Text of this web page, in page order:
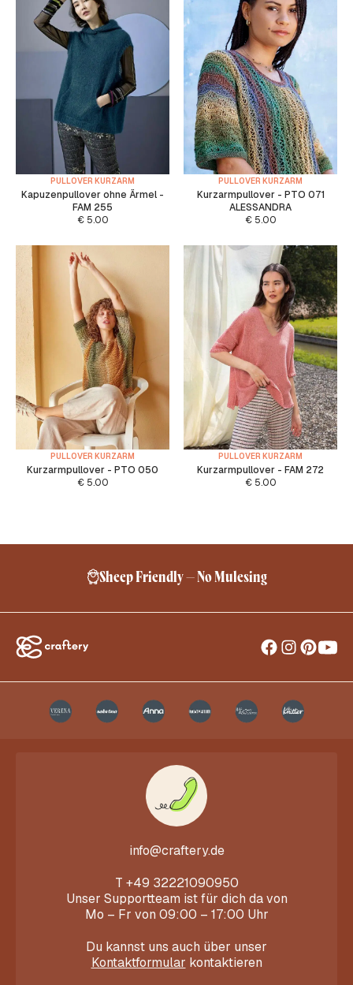
PULLOVER KURZARM
Kapuzenpullover ohne Ärmel -
FAM 255
€5.00
PULLOVER KURZARM
Kurzarmpullover - PTO 071
ALESSANDRA
€5.00
PULLOVER KURZARM
Kurzarmpullover - PTO 050
€5.00
PULLOVER KURZARM
Kurzarmpullover - FAM 272
€5.00
Sheep Friendly – No Mulesing
info@craftery.de
T +49 32221090950
Unser Supportteam ist für dich da von
Mo – Fr von 09:00 – 17:00 Uhr
Du kannst uns auch über unser
Kontaktformular kontaktieren